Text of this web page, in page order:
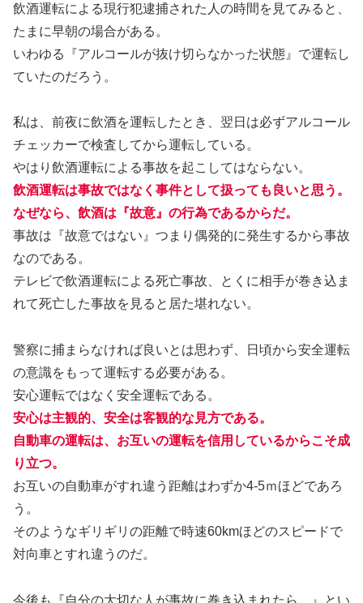
飲酒運転による現行犯逮捕された人の時間を見てみると、
たまに早朝の場合がある。
いわゆる『アルコールが抜け切らなかった状態』で運転し
ていたのだろう。
私は、前夜に飲酒を運転したとき、翌日は必ずアルコール
チェッカーで検査してから運転している。
やはり飲酒運転による事故を起こしてはならない。
飲酒運転は事故ではなく事件として扱っても良いと思う。
なぜなら、飲酒は『故意』の行為であるからだ。
事故は『故意ではない』つまり偶発的に発生するから事故
なのである。
テレビで飲酒運転による死亡事故、とくに相手が巻き込ま
れて死亡した事故を見ると居た堪れない。
警察に捕まらなければ良いとは思わず、日頃から安全運転
の意識をもって運転する必要がある。
安心運転ではなく安全運転である。
安心は主観的、安全は客観的な見方である。
自動車の運転は、お互いの運転を信用しているからこそ成
り立つ。
お互いの自動車がすれ違う距離はわずか4-5ｍほどであろ
う。
そのようなギリギリの距離で時速60kmほどのスピードで
対向車とすれ違うのだ。
今後も『自分の大切な人が事故に巻き込まれたら…』とい